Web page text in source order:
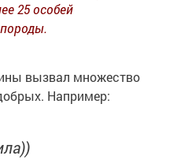
25 особей
вызвал множество
Например: